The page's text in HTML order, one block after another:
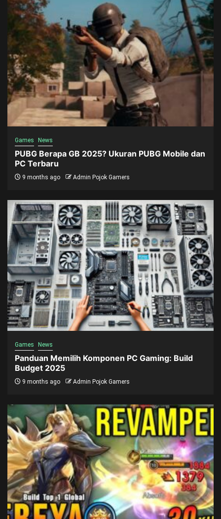
Games News
PUBG Berapa GB 2025? Ukuran PUBG Mobile dan
PC Terbaru
9 months ago Admin Pojok Gamers
Games News
Panduan Memilih Komponen PC Gaming: Build
Budget 2025
9 months ago Admin Pojok Gamers